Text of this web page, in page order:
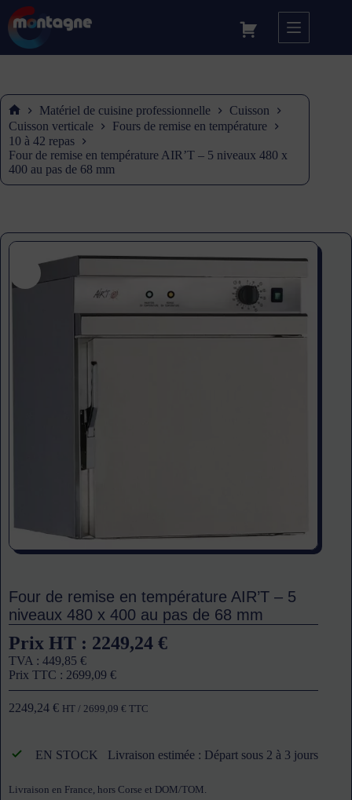
Accueil
Matériel de cuisine professionnelle
Cuisson
Cuisson verticale
Fours de remise en température
10 à 42 repas
Four de remise en température AIR’T – 5 niveaux 480 x
400 au pas de 68 mm
Four de remise en température AIR’T – 5
niveaux 480 x 400 au pas de 68 mm
Prix HT : 2249,24 €
TVA : 449,85 €
Prix TTC : 2699,09 €
2249,24 € HT / 2699,09 € TTC
EN STOCK Livraison estimée : Départ sous 2 à 3 jours
Livraison en France, hors Corse et DOM/TOM.